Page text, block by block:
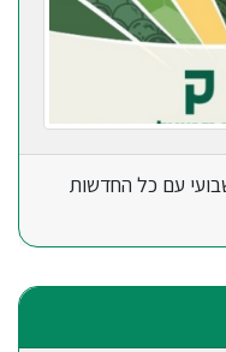
השבועי עם כל החדשות